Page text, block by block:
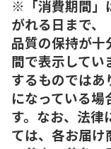
※「消費期間」
がれる日まで
品質の保持が
間で表示してい
するものではあ
になっている場
す。なお、法律
ては、各お届け